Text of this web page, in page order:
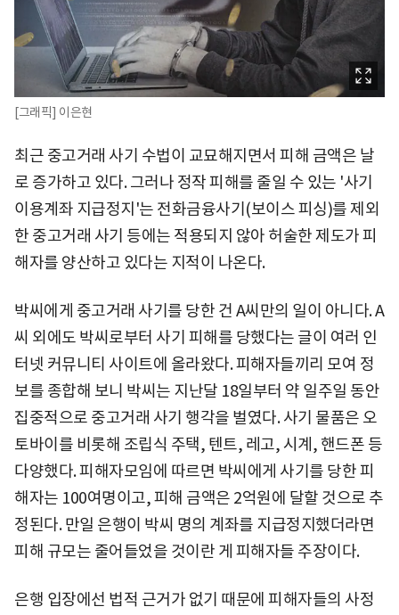
[그래픽] 이은현
최근 중고거래 사기 수법이 교묘해지면서 피해 금액은 날
로 증가하고 있다. 그러나 정작 피해를 줄일 수 있는 '사기
이용계좌 지급정지'는 전화금융사기(보이스 피싱)를 제외
한 중고거래 사기 등에는 적용되지 않아 허술한 제도가 피
해자를 양산하고 있다는 지적이 나온다.
박씨에게 중고거래 사기를 당한 건 A씨만의 일이 아니다. A
씨 외에도 박씨로부터 사기 피해를 당했다는 글이 여러 인
터넷 커뮤니티 사이트에 올라왔다. 피해자들끼리 모여 정
보를 종합해 보니 박씨는 지난달 18일부터 약 일주일 동안
집중적으로 중고거래 사기 행각을 벌였다. 사기 물품은 오
토바이를 비롯해 조립식 주택, 텐트, 레고, 시계, 핸드폰 등
다양했다. 피해자모임에 따르면 박씨에게 사기를 당한 피
해자는 100여명이고, 피해 금액은 2억원에 달할 것으로 추
정된다. 만일 은행이 박씨 명의 계좌를 지급정지했더라면
피해 규모는 줄어들었을 것이란 게 피해자들 주장이다.
은행 입장에선 법적 근거가 없기 때문에 피해자들의 사정